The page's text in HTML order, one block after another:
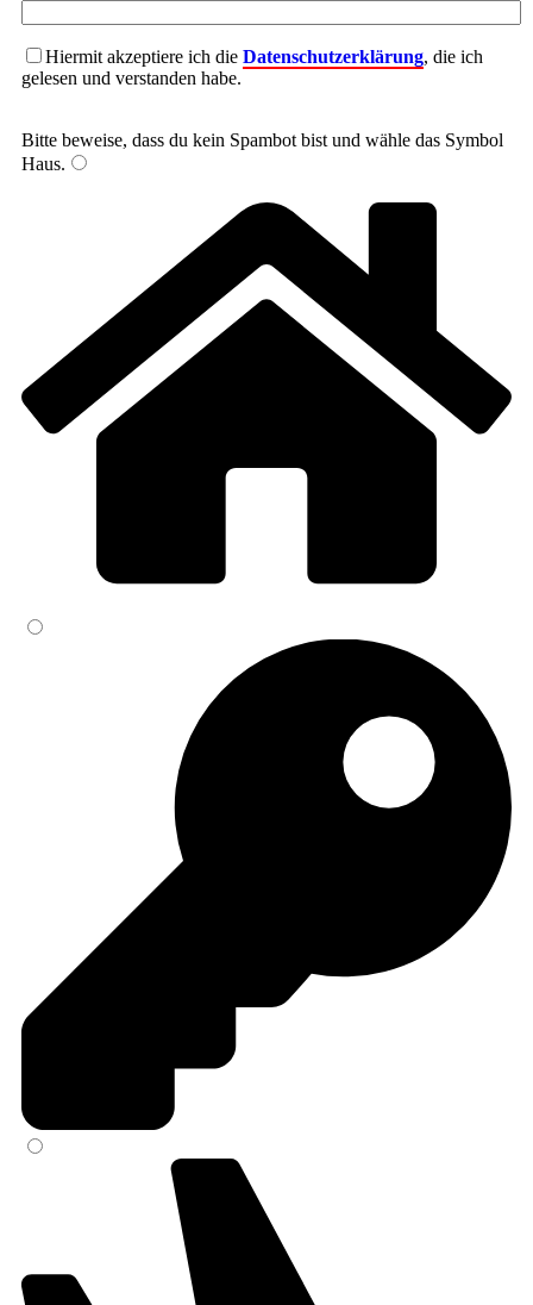
Hiermit akzeptiere ich die Datenschutzerklärung, die ich
gelesen und verstanden habe.
Bitte beweise, dass du kein Spambot bist und wähle das Symbol
Haus.